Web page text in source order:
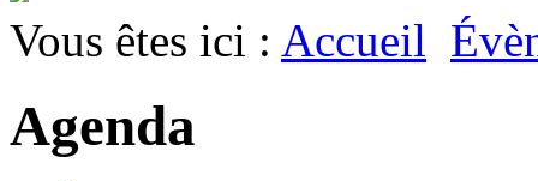
Vous êtes ici : Accueil
Agenda